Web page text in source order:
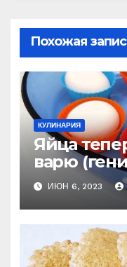
Похожая
КУЛИНАРИЯ
Яйца
варю
яиц я еще
ИЮН 6, 2023